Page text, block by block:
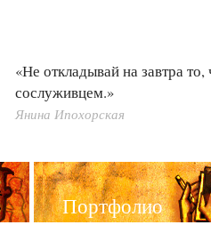
«Не откладывай на завтра
сослуживцем.»
Янина Ипохорская
Портфолио